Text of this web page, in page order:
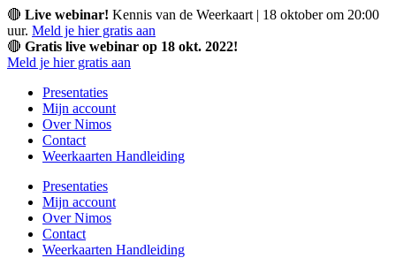
Ga
naar
de
inhoud
🔴 Live webinar! Kennis van de Weerkaart | 18 oktober om 20:00
uur. Meld je hier gratis aan
🔴 Gratis live webinar op 18 okt. 2022!
Meld je hier gratis aan
Presentaties
Mijn account
Over Nimos
Contact
Weerkaarten Handleiding
Presentaties
Mijn account
Over Nimos
Contact
Weerkaarten Handleiding